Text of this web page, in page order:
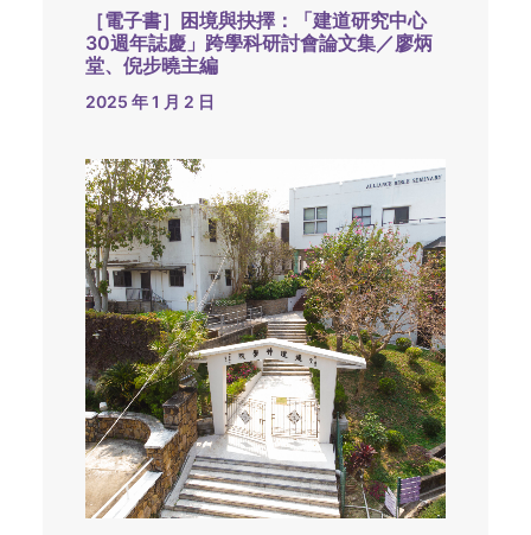
［電子書］困境與抉擇：「建道研究中心
30週年誌慶」跨學科研討會論文集／廖炳
堂、倪步曉主編
2025 年 1 月 2 日